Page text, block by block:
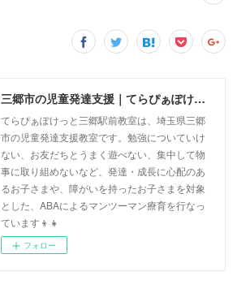
三郷市の児童発達支援｜てらぴぁぽけっと三郷駅前教室
てらぴぁぽけっと三郷駅前教室は、埼玉県三郷
市の児童発達支援教室です。勉強についていけ
ない、お友だちとうまく遊べない、集中して物
事に取り組めないなど、発達・成長に心配のあ
るお子さまや、障がいを持ったお子さまを対象
とした、ABAによるマンツーマン療育を行なっ
ています👦👧
フォロー